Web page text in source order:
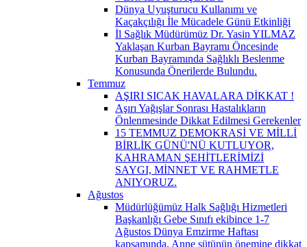
Dünya Uyuşturucu Kullanımı ve
Kaçakçılığı İle Mücadele Günü Etkinliği
İl Sağlık Müdürümüz Dr. Yasin YILMAZ
Yaklaşan Kurban Bayramı Öncesinde
Kurban Bayramında Sağlıklı Beslenme
Konusunda Önerilerde Bulundu.
Temmuz
AŞIRI SICAK HAVALARA DİKKAT !
Aşırı Yağışlar Sonrası Hastalıkların
Önlenmesinde Dikkat Edilmesi Gerekenler
15 TEMMUZ DEMOKRASİ VE MİLLİ
BİRLİK GÜNÜ'NÜ KUTLUYOR,
KAHRAMAN ŞEHİTLERİMİZİ
SAYGI, MİNNET VE RAHMETLE
ANIYORUZ.
Ağustos
Müdürlüğümüz Halk Sağlığı Hizmetleri
Başkanlığı Gebe Sınıfı ekibince 1-7
Ağustos Dünya Emzirme Haftası
kapsamında, Anne sütünün önemine dikkat